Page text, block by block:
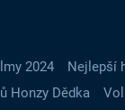
2024 Nejlepší
Honzy Dědka